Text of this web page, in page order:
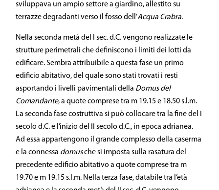
sviluppava un ampio settore a giardino, allestito su
terrazze degradanti verso il fosso dell’Acqua Crabra.
Nella seconda metà del I sec. d.C. vengono realizzate le
strutture perimetrali che definiscono i limiti dei lotti da
edificare. Sembra attribuibile a questa fase un primo
edificio abitativo, del quale sono stati trovati i resti
asportando i livelli pavimentali della Domus del
Comandante, a quote comprese tra m 19.15 e 18.50 s.l.m.
La seconda fase costruttiva si può collocare tra la fine del I
secolo d.C. e l’inizio del II secolo d.C., in epoca adrianea.
Ad essa appartengono il grande complesso della caserma
e la connessa domusche si imposta sulla rasatura del
precedente edificio abitativo a quote comprese tra m
19.70 e m 19.15 s.l.m. Nella terza fase, databile tra l’età